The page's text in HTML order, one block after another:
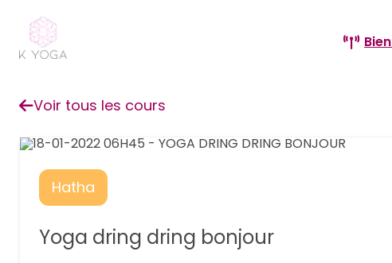
Voir tous les cours
Hatha
Yoga dring dring bonjour